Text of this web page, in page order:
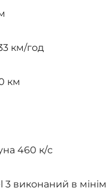
км/год
км
460 к/с
3 виконаний в